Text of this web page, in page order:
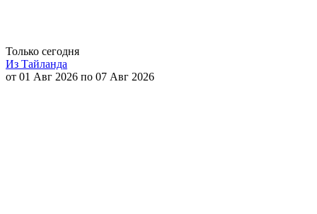
Только сегодня
Из Тайланда
от 01 Авг 2026 по 07 Авг 2026